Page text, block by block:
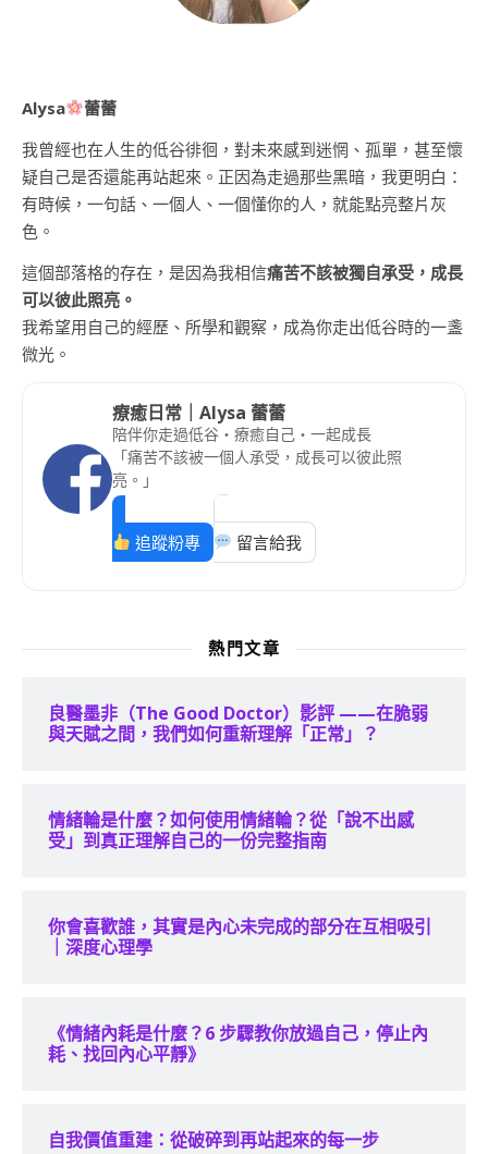
Alysa
蕾蕾
我曾經也在人生的低谷徘徊，對未來感到迷惘、孤單，甚至懷
疑自己是否還能再站起來。正因為走過那些黑暗，我更明白：
有時候，一句話、一個人、一個懂你的人，就能點亮整片灰
色。
這個部落格的存在，是因為我相信痛苦不該被獨自承受，成長
可以彼此照亮。
我希望用自己的經歷、所學和觀察，成為你走出低谷時的一盞
微光。
療癒日常｜Alysa 蕾蕾
陪伴你走過低谷・療癒自己・一起成長
「痛苦不該被一個人承受，成長可以彼此照
亮。」
追蹤粉專 留言給我
熱門文章
良醫墨非（The Good Doctor）影評 ——在脆弱
與天賦之間，我們如何重新理解「正常」？
情緒輪是什麼？如何使用情緒輪？從「說不出感
受」到真正理解自己的一份完整指南
你會喜歡誰，其實是內心未完成的部分在互相吸引
｜深度心理學
《情緒內耗是什麼？6 步驟教你放過自己，停止內
耗、找回內心平靜》
自我價值重建：從破碎到再站起來的每一步